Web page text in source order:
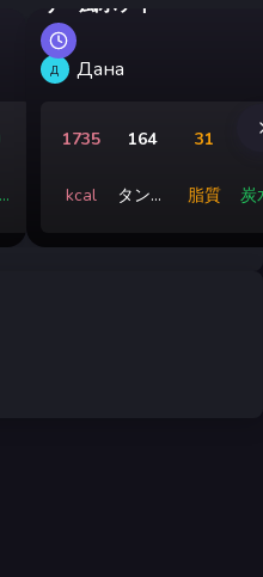
Д Дана
1735
kcal
164
タンパ
31
脂質
炭